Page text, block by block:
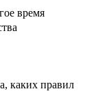
время
каких правил